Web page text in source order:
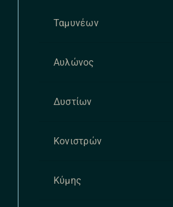
Ταμυνέων
Αυλώνος
Δυστίων
Κονιστρών
Κύμης